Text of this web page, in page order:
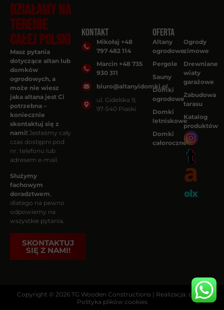
DZIAŁAMY NA
TERENIE
CAŁEJ POLSKI
Masz pytania
dotyczące altan lub
domków
ogrodowych, a
może nie wiesz
jaka altana jest Ci
potrzebna –
koniecznie
skontaktuj się z
nami! Jesteśmy cały
czas dostępni pod
nr. telefonu lub
adresem e-mail.
Służymy
fachowym
doradztwem,
dlatego na pewno
odpowiemy na
wszystkie pytania.
SKONTAKTUJ
SIĘ Z NAMI!
Kontakt
Mikołaj +48
797 482 114
Marcin +48 735
930 311
biuro@altanyidomki.pl
ul. Gidelska 9,
97-540 Piaski
Oferta
Altany
ogrodowe
Pergole
Sauny
Domki
ogrodowe
Domki
letniskowe
Domki
całoroczne
Ogrody
zimowe
Drewniane
wiaty
garażowe
Zabudowa
tarasu
Katalog
produktów
Copyright © 2026 TG Wooden Constructions | Realizacja: dais.pl
Polityka plików cookies